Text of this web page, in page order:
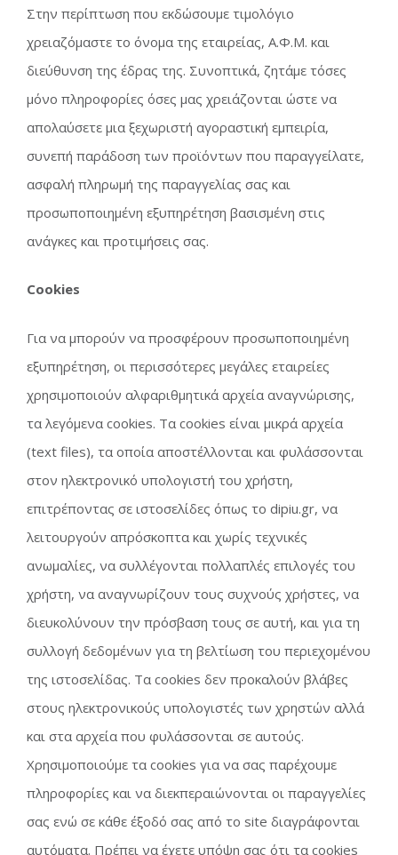
Στην περίπτωση που εκδώσουμε τιμολόγιο
χρειαζόμαστε το όνομα της εταιρείας, Α.Φ.Μ. και
διεύθυνση της έδρας της. Συνοπτικά, ζητάμε τόσες
μόνο πληροφορίες όσες μας χρειάζονται ώστε να
απολαύσετε μια ξεχωριστή αγοραστική εμπειρία,
συνεπή παράδοση των προϊόντων που παραγγείλατε,
ασφαλή πληρωμή της παραγγελίας σας και
προσωποποιημένη εξυπηρέτηση βασισμένη στις
ανάγκες και προτιμήσεις σας.
Cookies
Για να μπορούν να προσφέρουν προσωποποιημένη
εξυπηρέτηση, οι περισσότερες μεγάλες εταιρείες
χρησιμοποιούν αλφαριθμητικά αρχεία αναγνώρισης,
τα λεγόμενα cookies. Τα cookies είναι μικρά αρχεία
(text files), τα οποία αποστέλλονται και φυλάσσονται
στον ηλεκτρονικό υπολογιστή του χρήστη,
επιτρέποντας σε ιστοσελίδες όπως το dipiu.gr, να
λειτουργούν απρόσκοπτα και χωρίς τεχνικές
ανωμαλίες, να συλλέγονται πολλαπλές επιλογές του
χρήστη, να αναγνωρίζουν τους συχνούς χρήστες, να
διευκολύνουν την πρόσβαση τους σε αυτή, και για τη
συλλογή δεδομένων για τη βελτίωση του περιεχομένου
της ιστοσελίδας. Τα cookies δεν προκαλούν βλάβες
στους ηλεκτρονικούς υπολογιστές των χρηστών αλλά
και στα αρχεία που φυλάσσονται σε αυτούς.
Χρησιμοποιούμε τα cookies για να σας παρέχουμε
πληροφορίες και να διεκπεραιώνονται οι παραγγελίες
σας ενώ σε κάθε έξοδό σας από το site διαγράφονται
αυτόματα. Πρέπει να έχετε υπόψη σας ότι τα cookies